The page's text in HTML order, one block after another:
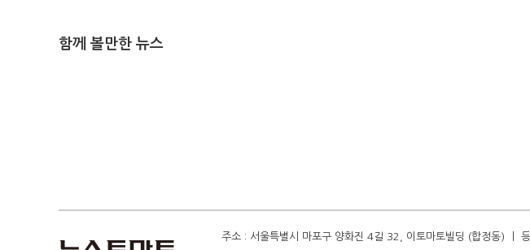
함께 볼만한 뉴스
주소 : 서울특별시 마포구 양화진 4길 32, 이토마토빌딩 (합정동)